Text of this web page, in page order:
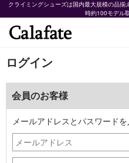
クライミングシューズは国内最大規模の品
時約100モデル
ログイン
会員のお客様
メールアドレスとパスワード